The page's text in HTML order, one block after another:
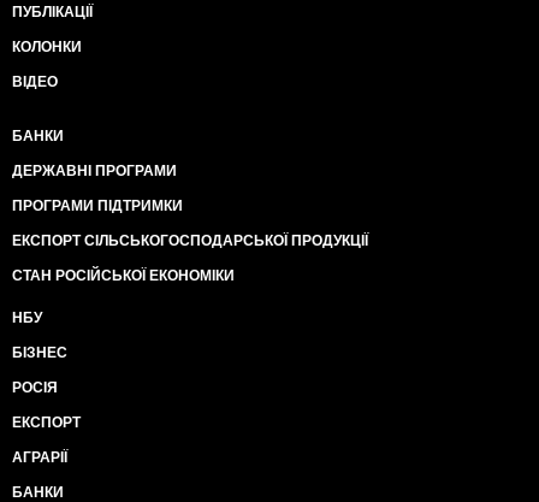
ПУБЛІКАЦІЇ
КОЛОНКИ
ВІДЕО
БАНКИ
ДЕРЖАВНІ ПРОГРАМИ
ПРОГРАМИ ПІДТРИМКИ
ЕКСПОРТ СІЛЬСЬКОГОСПОДАРСЬКОЇ ПРОДУКЦІЇ
СТАН РОСІЙСЬКОЇ ЕКОНОМІКИ
НБУ
БІЗНЕС
РОСІЯ
ЕКСПОРТ
АГРАРІЇ
БАНКИ